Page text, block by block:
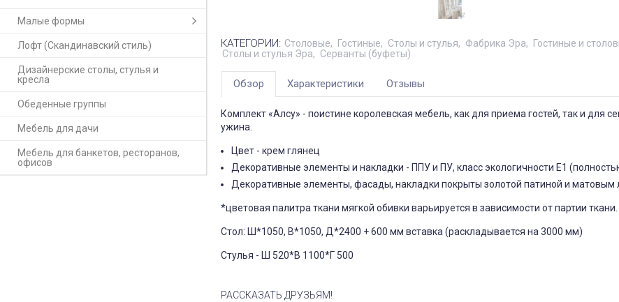
Малые формы
Лофт (Скандинавский стиль)
Дизайнерские столы, стулья и
кресла
Обеденные группы
Мебель для дачи
Мебель для банкетов, ресторанов,
офисов
КАТЕГОРИИ: Столовые Гостиные Столы и стулья Фабрика Эра
Гостиные и
Столы и стулья Эра
Серванты (буфеты)
Обзор Характеристики Отзывы
Комплект «Алсу» ­- поистине королевская мебель, как для приема гостей, так и для
ужина.
Цвет - крем глянец
Декоративные элементы и накладки - ППУ и ПУ, класс экологичности Е1
Декоративные элементы, фасады, накладки покрыты золотой патиной и матовым
*цветовая палитра ткани мягкой обивки варьируется в зависимости от партии ткани.
Стол: Ш*1050, В*1050, Д*2400 + 600 мм вставка (раскладывается на 3000 мм)
Стулья - Ш 520*В 1100*Г 500
РАССКАЗАТЬ ДРУЗЬЯМ!